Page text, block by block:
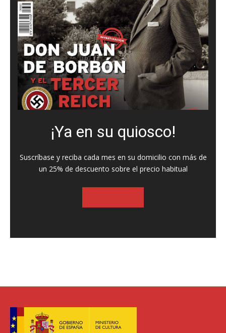
¡Ya en su quiosco!
Suscríbase y reciba cada mes en su domicilio con más de
un 25% de descuento sobre el precio habitual